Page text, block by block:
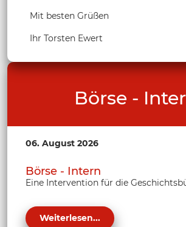
Mit besten Grüßen
Ihr Torsten Ewert
Börse -
06. August 2026
Börse - Intern
Eine Intervention für die
Weiterlesen...